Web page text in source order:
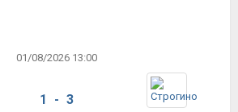
01/08/2026 13:00
1 - 3